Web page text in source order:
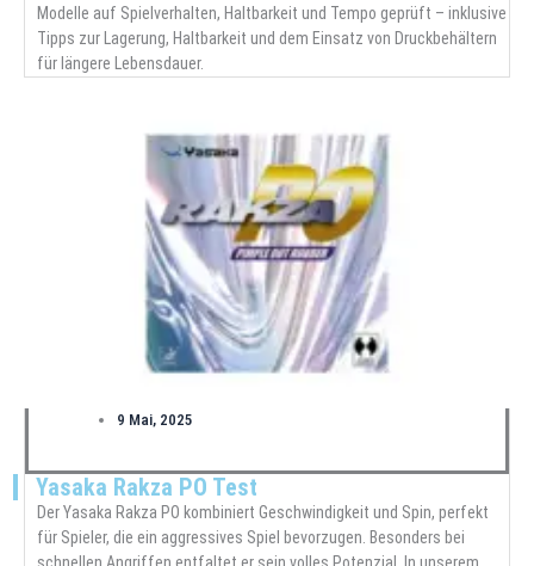
Modelle auf Spielverhalten, Haltbarkeit und Tempo geprüft – inklusive
Tipps zur Lagerung, Haltbarkeit und dem Einsatz von Druckbehältern
für längere Lebensdauer.
9 Mai, 2025
Yasaka Rakza PO Test
Der Yasaka Rakza PO kombiniert Geschwindigkeit und Spin, perfekt
für Spieler, die ein aggressives Spiel bevorzugen. Besonders bei